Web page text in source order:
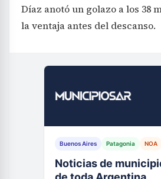
Díaz anotó un golazo a los 38
la ventaja antes del descanso.
Buenos Aires Patagonia NOA
Noticias de